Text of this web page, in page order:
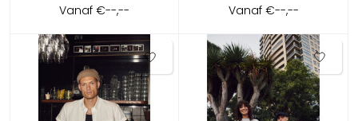
Vanaf€--,--
Vanaf €--,--